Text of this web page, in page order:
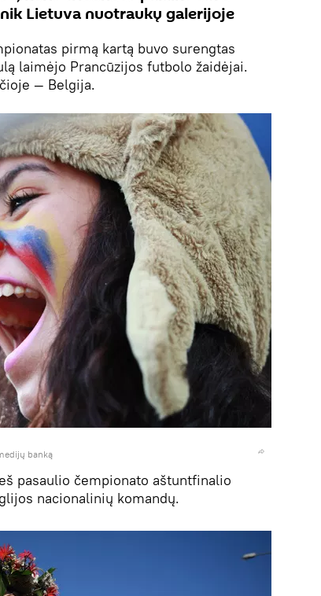
Lietuva nuotraukų galerijoje
pirmą kartą buvo surengtas
laimėjo Prancūzijos futbolo žaidėjai.
— Belgija.
banką
pasaulio čempionato aštuntfinalio
nacionalinių komandų.